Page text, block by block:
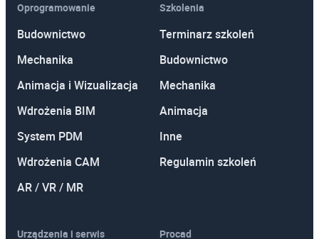
Oprogramowanie
Budownictwo
Mechanika
Animacja i Wizualizacja
Wdrożenia BIM
System PDM
Wdrożenia CAM
AR / VR / MR
Szkolenia
Terminarz szkoleń
Budownictwo
Mechanika
Animacja
Inne
Regulamin szkoleń
Urządzenia i serwis Procad